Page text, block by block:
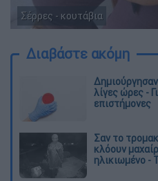
Σέρρες - κουτάβια
Διαβάστε ακόμη
λίγες ώρες -
επιστήμονες
Σαν το
κλόουν
ηλικιωμένο -